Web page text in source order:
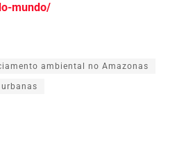
mundo/
ambiental no Amazonas